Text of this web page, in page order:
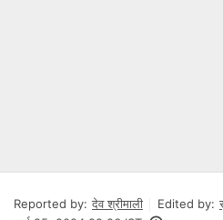
Reported by: देव श्रीमाली Edited by: